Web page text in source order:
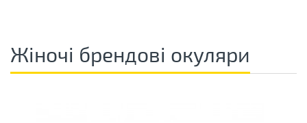
Жіночі брендові окуляри